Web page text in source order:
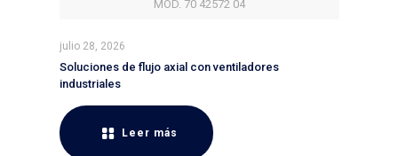
MOD. 70 42572 04
julio 28, 2026
Soluciones de flujo axial con ventiladores
industriales
Leer más